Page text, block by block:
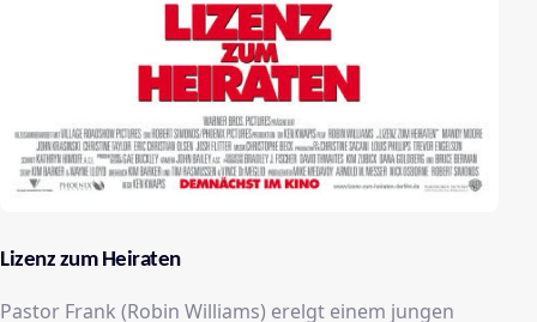
Lizenz zum Heiraten
Pastor Frank (Robin Williams) erelgt einem jungen